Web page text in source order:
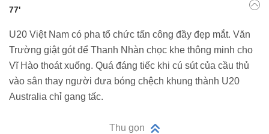
77'
U20 Việt Nam có pha tổ chức tấn công đầy đẹp mắt. Văn
Trường giật gót để Thanh Nhàn chọc khe thông minh cho
Vĩ Hào thoát xuống. Quá đáng tiếc khi cú sút của cầu thủ
vào sân thay người đưa bóng chệch khung thành U20
Australia chỉ gang tấc.
Thu gọn